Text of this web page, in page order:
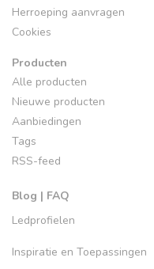
Herroeping aanvragen
Cookies
Producten
Alle producten
Nieuwe producten
Aanbiedingen
Tags
RSS-feed
Blog | FAQ
Ledprofielen
Inspiratie en Toepassingen